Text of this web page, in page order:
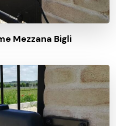
Mezzana Bigli